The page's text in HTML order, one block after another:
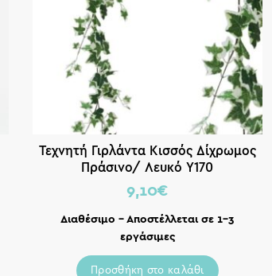
Τεχνητή Γιρλάντα Κισσός Δίχρωμος
Πράσινο/ Λευκό Y170
9,10€
Διαθέσιμο – Αποστέλλεται σε 1-3
εργάσιμες
Προσθήκη στο καλάθι